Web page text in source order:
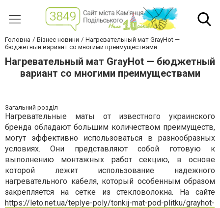
Головна Бізнес новини
Нагревательный мат GrayHot —
бюджетный вариант со многими преимуществами
Нагревательный мат GrayHot — бюджетный
вариант со многими преимуществами
Загальний розділ
Нагревательные маты от известного украинского
бренда обладают большим количеством преимуществ,
могут эффективно использоваться в разнообразных
условиях. Они представляют собой готовую к
выполнению монтажных работ секцию, в основе
которой лежит использование надежного
нагревательного кабеля, который особенным образом
закрепляется на сетке из стекловолокна. На сайте
https://leto.net.ua/teplye-poly/tonkij-mat-pod-plitku/grayhot-